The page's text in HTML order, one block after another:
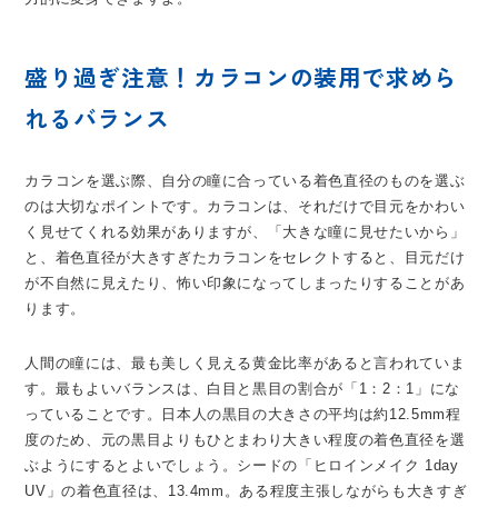
盛り過ぎ注意！カラコンの装用で求めら
れるバランス
カラコンを選ぶ際、自分の瞳に合っている着色直径のものを選ぶ
のは大切なポイントです。カラコンは、それだけで目元をかわい
く見せてくれる効果がありますが、「大きな瞳に見せたいから」
と、着色直径が大きすぎたカラコンをセレクトすると、目元だけ
が不自然に見えたり、怖い印象になってしまったりすることがあ
ります。
人間の瞳には、最も美しく見える黄金比率があると言われていま
す。最もよいバランスは、白目と黒目の割合が「1：2：1」にな
っていることです。日本人の黒目の大きさの平均は約12.5mm程
度のため、元の黒目よりもひとまわり大きい程度の着色直径を選
ぶようにするとよいでしょう。シードの「ヒロインメイク 1day
UV」の着色直径は、13.4mm。ある程度主張しながらも大きすぎ